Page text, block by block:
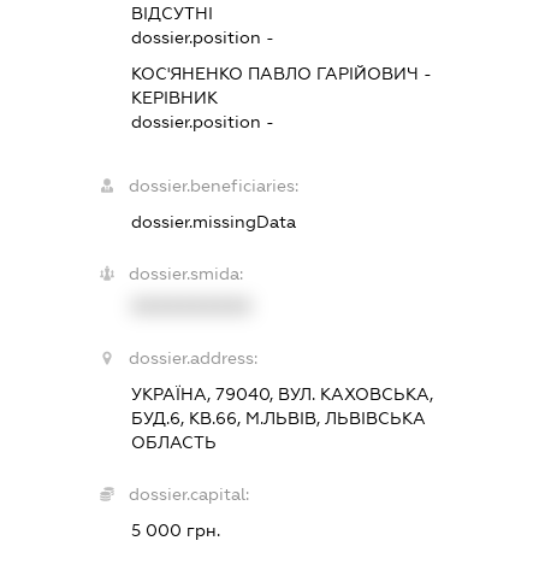
ВІДСУТНІ
dossier.position -
КОС'ЯНЕНКО ПАВЛО ГАРІЙОВИЧ -
КЕРІВНИК
dossier.position -
dossier.beneficiaries:
dossier.missingData
dossier.smida:
dossier.address:
УКРАЇНА, 79040, ВУЛ. КАХОВСЬКА,
БУД.6, КВ.66, М.ЛЬВІВ, ЛЬВІВСЬКА
ОБЛАСТЬ
dossier.capital:
5 000 грн.